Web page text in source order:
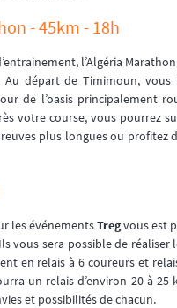
- 45km - 18h
l’Algéria
départ de Timimoun, vous
de l’oasis principalement
votre course, vous pourrez
plus longues ou profitez
les événementsTregvous est
vous sera possible de réaliser
en relais à 6 coureurs et
un relais d’environ 20 à 25
et possibilités de chacun.